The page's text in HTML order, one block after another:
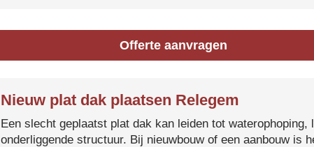
Offerte aanvragen
Nieuw plat dak plaatsen Relegem
Een slecht geplaatst plat dak kan leiden tot waterophoping,
onderliggende structuur. Bij nieuwbouw of een aanbouw is